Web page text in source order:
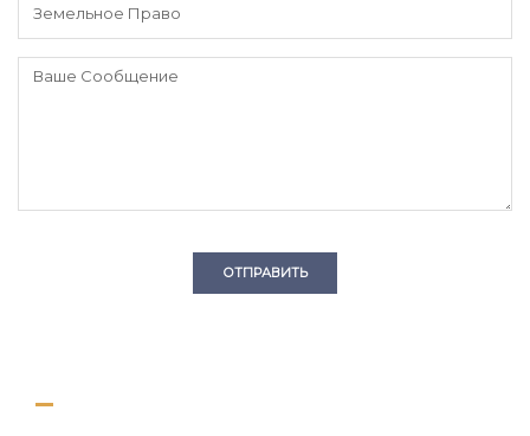
ОТПРАВИТЬ